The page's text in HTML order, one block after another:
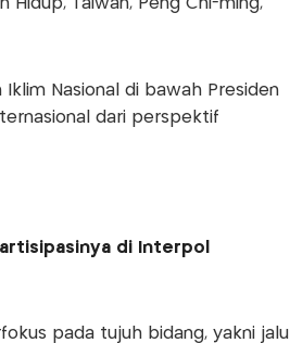
Hidup, Taiwan, Peng Chi-ming,
Nasional di bawah Presiden
dari perspektif
di Interpol
pada tujuh bidang, yakni